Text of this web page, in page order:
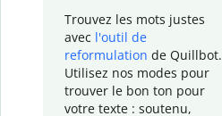
Trouvez les mots justes
avec l'outil de
reformulation de Quillbot.
Utilisez nos modes pour
trouver le bon ton pour
votre texte : soutenu,